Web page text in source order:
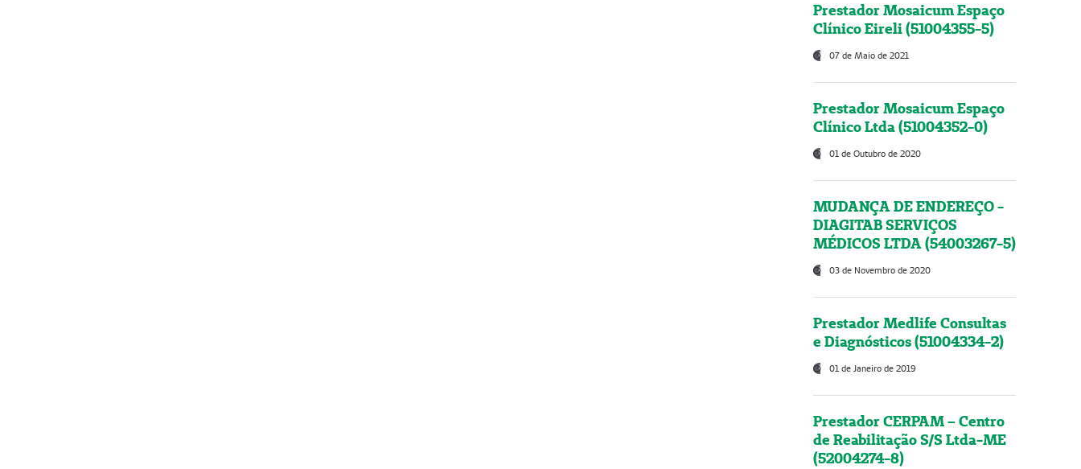
Prestador Mosaicum Espaço
Clínico Eireli (51004355-5)
07 de Maio de 2021
Prestador Mosaicum Espaço
Clínico Ltda (51004352-0)
01 de Outubro de 2020
MUDANÇA DE ENDEREÇO -
DIAGITAB SERVIÇOS
MÉDICOS LTDA (54003267-5)
03 de Novembro de 2020
Prestador Medlife Consultas
e Diagnósticos (51004334-2)
01 de Janeiro de 2019
Prestador CERPAM – Centro
de Reabilitação S/S Ltda-ME
(52004274-8)